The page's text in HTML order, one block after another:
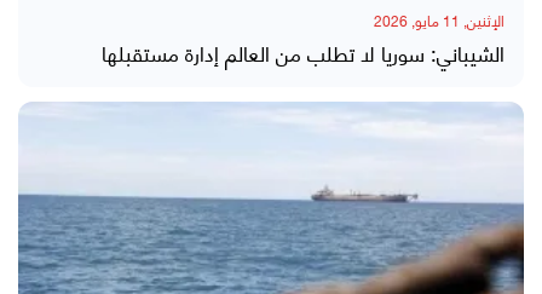
الإثنين, 11 مايو, 2026
الشيباني: سوريا لا تطلب من العالم إدارة مستقبلها